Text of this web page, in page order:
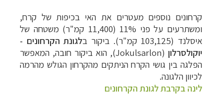
קרחונים נוספים מעטרים את האי בכיפות של קרח,
ומשתרעים על פני 11% (11,400 קמ"ר) משטחה של
איסלנד (103,125 קמ"ר). ביקור בלגונת הקרחונים -
יוקולסרלון (
Jokulsarlon), הוא ביקור חובה, המאפשר
הפלגה בין גושי הקרח הניתקים מהקרחון הגולש מהרמה
לכיוון הלגונה.
לינה בקרבת לגונת הקרחונים